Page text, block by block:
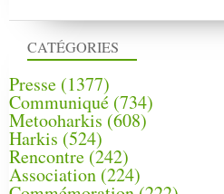
CATÉGORIES
Presse (1377)
Communiqué (734)
Metooharkis (608)
Harkis (524)
Rencontre (242)
Association (224)